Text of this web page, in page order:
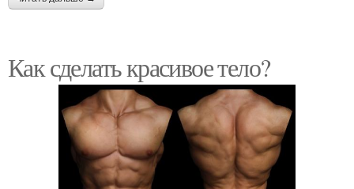
Как сделать красивое тело?